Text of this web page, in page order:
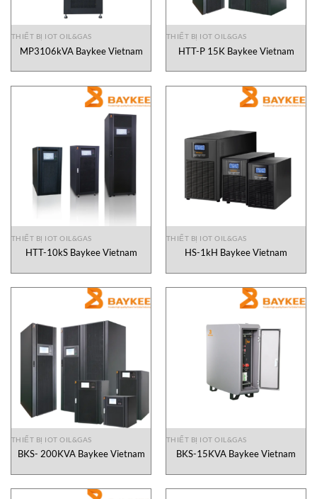
THIẾT BỊ IOT OIL&GAS
MP3106kVA Baykee Vietnam
THIẾT BỊ IOT OIL&GAS
HTT-P 15K Baykee Vietnam
THIẾT BỊ IOT OIL&GAS
HTT-10kS Baykee Vietnam
THIẾT BỊ IOT OIL&GAS
HS-1kH Baykee Vietnam
THIẾT BỊ IOT OIL&GAS
BKS- 200KVA Baykee Vietnam
THIẾT BỊ IOT OIL&GAS
BKS-15KVA Baykee Vietnam